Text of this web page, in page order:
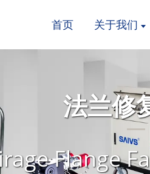
首页 关于我们
法兰修
Flange